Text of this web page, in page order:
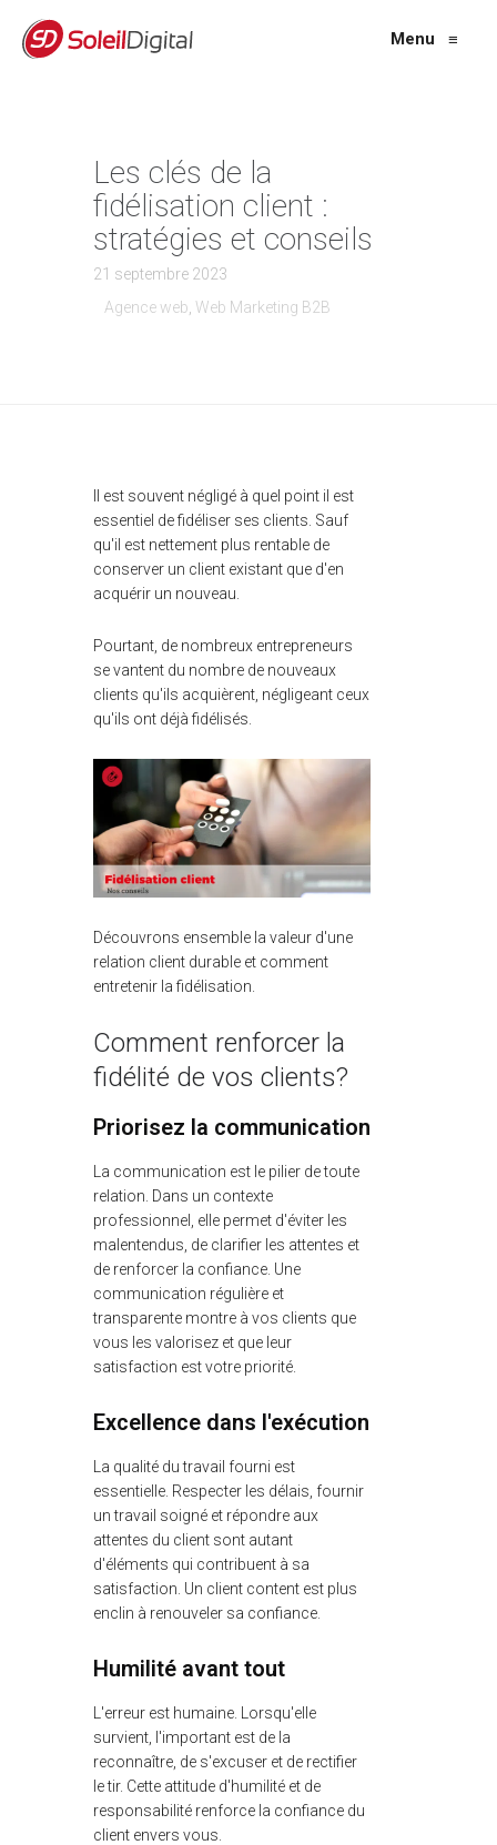
Menu ≡
Les clés de la
fidélisation client :
stratégies et conseils
21 septembre 2023
Agence web Web Marketing B2B
Il est souvent négligé à quel point il est
essentiel de fidéliser ses clients. Sauf
qu'il est nettement plus rentable de
conserver un client existant que d'en
acquérir un nouveau.
Pourtant, de nombreux entrepreneurs
se vantent du nombre de nouveaux
clients qu'ils acquièrent, négligeant ceux
qu'ils ont déjà fidélisés.
Découvrons ensemble la valeur d'une
relation client durable et comment
entretenir la fidélisation.
Comment renforcer la
fidélité de vos clients?
Priorisez la communication
La communication est le pilier de toute
relation. Dans un contexte
professionnel, elle permet d'éviter les
malentendus, de clarifier les attentes et
de renforcer la confiance. Une
communication régulière et
transparente montre à vos clients que
vous les valorisez et que leur
satisfaction est votre priorité.
Excellence dans l'exécution
La qualité du travail fourni est
essentielle. Respecter les délais, fournir
un travail soigné et répondre aux
attentes du client sont autant
d'éléments qui contribuent à sa
satisfaction. Un client content est plus
enclin à renouveler sa confiance.
Humilité avant tout
L'erreur est humaine. Lorsqu'elle
survient, l'important est de la
reconnaître, de s'excuser et de rectifier
le tir. Cette attitude d'humilité et de
responsabilité renforce la confiance du
client envers vous.